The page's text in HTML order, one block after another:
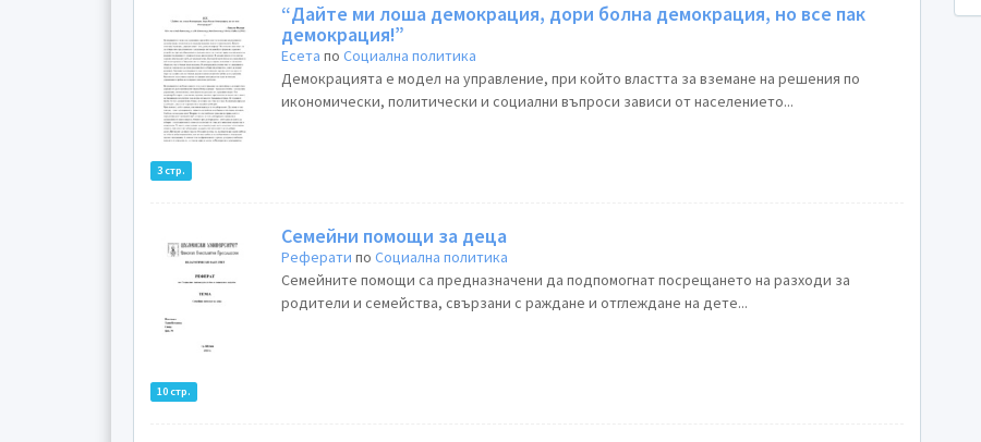
3 стр.
“Дайте ми лоша демокрация, дори болна демокрация, но все пак
демокрация!”
Есета поСоциална политика
Демокрацията е модел на управление, при който властта за вземане на решения по
икономически, политически и социални въпроси зависи от населението...
10 стр.
Семейни помощи за деца
Реферати поСоциална политика
Семейните помощи са предназначени да подпомогнат посрещането на разходи за
родители и семейства, свързани с раждане и отглеждане на дете...